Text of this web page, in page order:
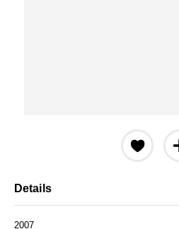
Details
2007